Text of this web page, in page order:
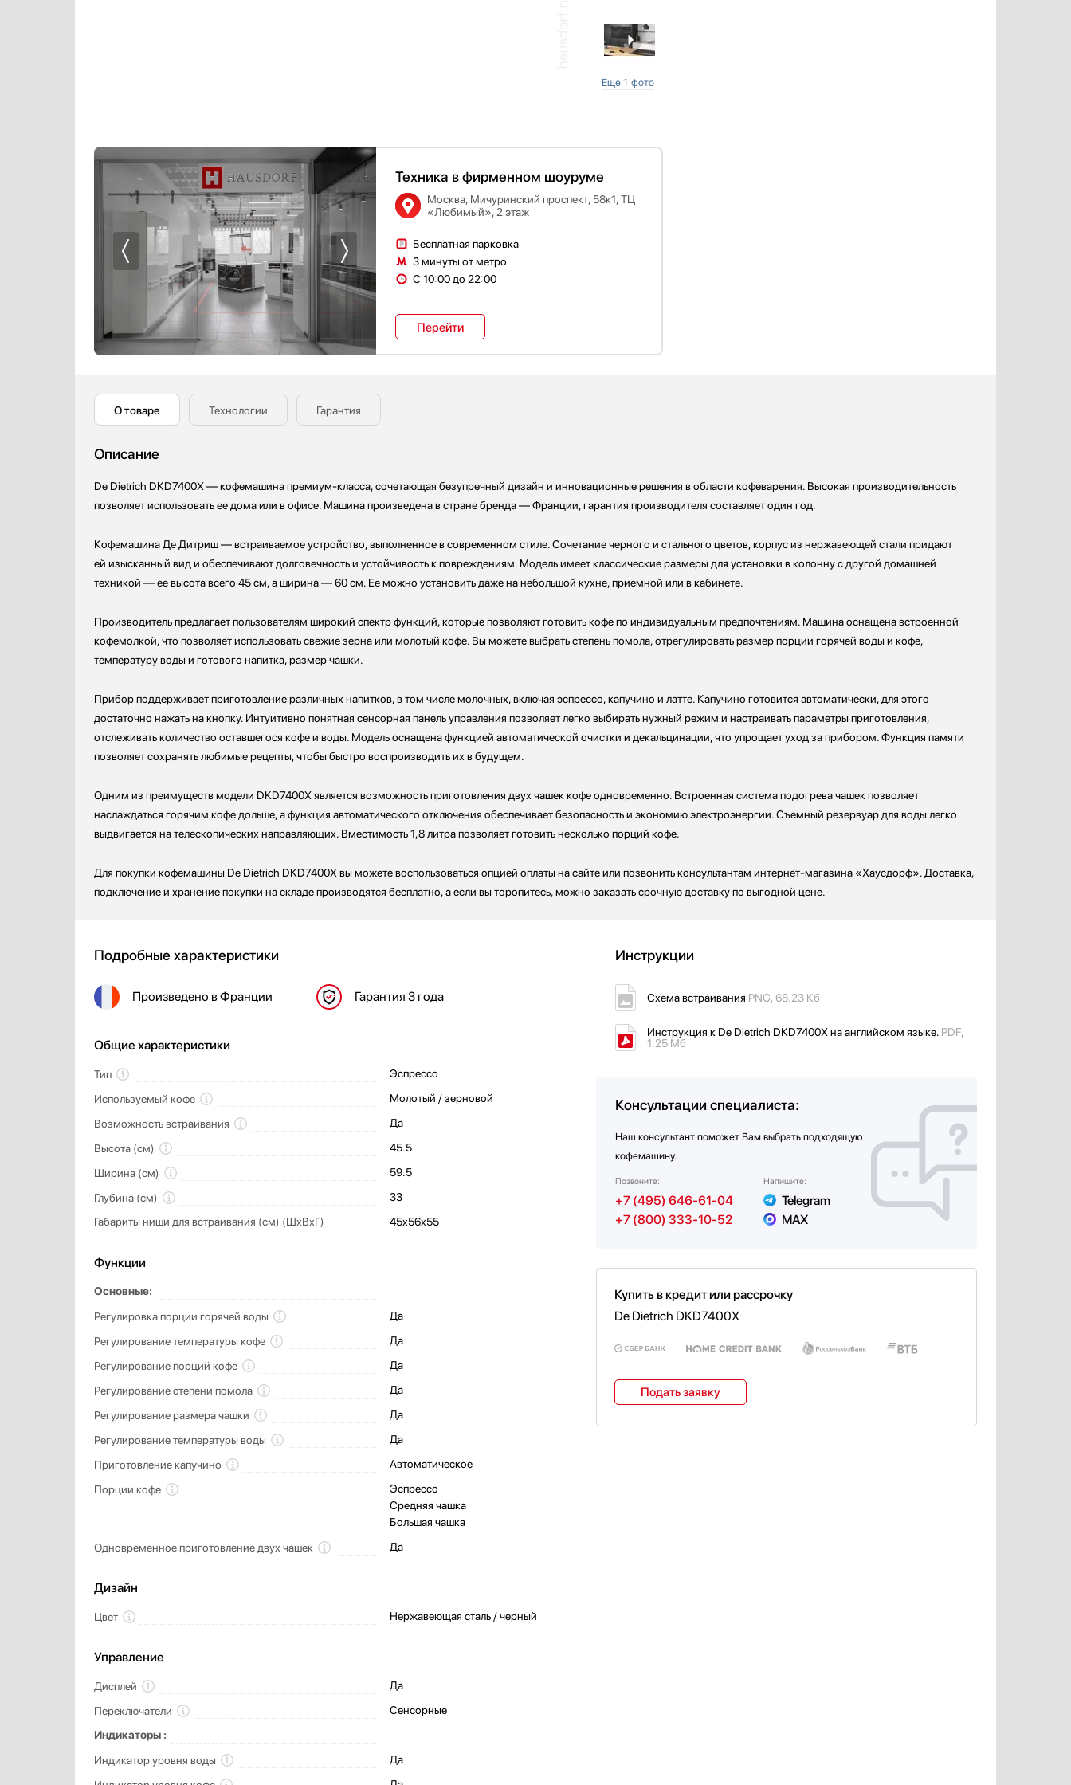
Стиральные машины
Сушильные машины
Телевизоры
Увлажнители воздуха
Холодильники
Холодильное оборудование
Хьюмидоры
Чайники
Еще 1 фото
Техника в фирменном шоуруме
Москва, Мичуринский проспект, 58к1, ТЦ
«Любимый», 2 этаж
Бесплатная парковка
3 минуты от метро
С 10:00 до 22:00
Перейти
О товаре Технологии Гарантия
Описание
De Dietrich DKD7400X — кофемашина премиум-класса, сочетающая безупречный дизайн и инновационные решения в области кофеварения. Высокая производительность
позволяет использовать ее дома или в офисе. Машина произведена в стране бренда — Франции, гарантия производителя составляет один год.
Кофемашина Де Дитриш — встраиваемое устройство, выполненное в современном стиле. Сочетание черного и стального цветов, корпус из нержавеющей стали придают
ей изысканный вид и обеспечивают долговечность и устойчивость к повреждениям. Модель имеет классические размеры для установки в колонну с другой домашней
техникой — ее высота всего 45 см, а ширина — 60 см. Ее можно установить даже на небольшой кухне, приемной или в кабинете.
Производитель предлагает пользователям широкий спектр функций, которые позволяют готовить кофе по индивидуальным предпочтениям. Машина оснащена встроенной
кофемолкой, что позволяет использовать свежие зерна или молотый кофе. Вы можете выбрать степень помола, отрегулировать размер порции горячей воды и кофе,
температуру воды и готового напитка, размер чашки.
Прибор поддерживает приготовление различных напитков, в том числе молочных, включая эспрессо, капучино и латте. Капучино готовится автоматически, для этого
достаточно нажать на кнопку. Интуитивно понятная сенсорная панель управления позволяет легко выбирать нужный режим и настраивать параметры приготовления,
отслеживать количество оставшегося кофе и воды. Модель оснащена функцией автоматической очистки и декальцинации, что упрощает уход за прибором. Функция памяти
позволяет сохранять любимые рецепты, чтобы быстро воспроизводить их в будущем.
Одним из преимуществ модели DKD7400X является возможность приготовления двух чашек кофе одновременно. Встроенная система подогрева чашек позволяет
наслаждаться горячим кофе дольше, а функция автоматического отключения обеспечивает безопасность и экономию электроэнергии. Съемный резервуар для воды легко
выдвигается на телескопических направляющих. Вместимость 1,8 литра позволяет готовить несколько порций кофе.
Для покупки кофемашины De Dietrich DKD7400X вы можете воспользоваться опцией оплаты на сайте или позвонить консультантам интернет-магазина «Хаусдорф». Доставка,
подключение и хранение покупки на складе производятся бесплатно, а если вы торопитесь, можно заказать срочную доставку по выгодной цене.
Подробные характеристики
Произведено в Франции Гарантия 3 года
Общие характеристики
Тип
Эспрессо
Используемый кофе
Молотый / зерновой
Возможность встраивания
Да
Высота (см)
45.5
Ширина (см)
59.5
Глубина (см)
33
Габариты ниши для встраивания (см) (ШхВхГ)
45x56x55
Функции
Основные:
Регулировка порции горячей воды
Да
Регулирование температуры кофе
Да
Регулирование порций кофе
Да
Регулирование степени помола
Да
Регулирование размера чашки
Да
Регулирование температуры воды
Да
Приготовление капучино
Автоматическое
Порции кофе
Эспрессо
Средняя чашка
Большая чашка
Одновременное приготовление двух чашек
Да
Дизайн
Цвет Нержавеющая сталь / черный
Управление
Дисплей
Да
Переключатели
Сенсорные
Индикаторы :
Индикатор уровня воды
Да
Инструкции
Схема встраивания PNG, 68.23 Кб
Инструкция к De Dietrich DKD7400X на английском языке. PDF,
1.25 Мб
Консультации специалиста:
Наш консультант поможет Вам выбрать подходящую
кофемашину.
Позвоните:
+7 (495) 646-61-04
+7 (800) 333-10-52
Напишите:
Telegram
MAX
Купить в кредит или рассрочку
De Dietrich DKD7400X
Подать заявку